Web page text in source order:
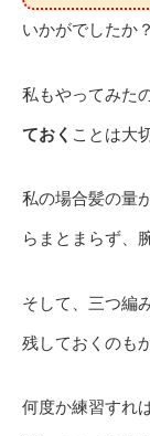
いかがでしたか？
私もやってみた
ておく ことは大
私の場合髪の量
らまとまらず、
そして、三つ編
残しておくのも
何度か練習すれ